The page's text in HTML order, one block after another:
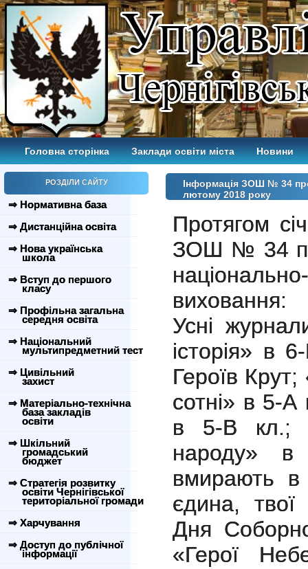
Головна сторінка Заклади освіти міста Новини
РОЗДІЛИ САЙТУ
⇒ Нормативна база
⇒ Дистанційна освіта
⇒ Нова українська
школа
⇒ Вступ до першого
класу
⇒ Профільна загальна
середня освіта
⇒ Національний
мультипредметний тест
⇒ Цивільний
захист
⇒ Матеріально-технічна
база закладів
освіти
⇒ Шкільний
громадський
бюджет
⇒ Стратегія розвитку
освіти Чернігівської
територіальної громади
⇒ Харчування
⇒ Доступ до публічної
інформації
Інформація ЗОШ № 34 про
лютому 2018 року
Протягом
ЗОШ № 34
виховання:
Усні
історія» в
Героїв
сотні» в 5-А
в 5-В кл.;
народу»
вмирають
єдина,
Дня
«Герої